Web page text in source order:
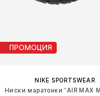
ПРОМОЦИЯ
NIKE SPORTSWEAR